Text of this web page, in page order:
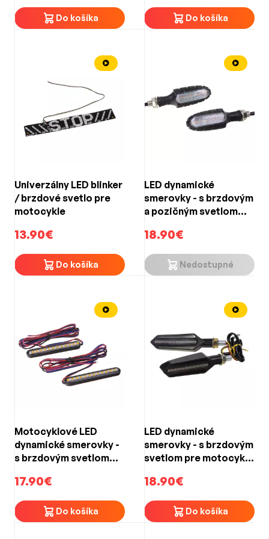
Do košíka Do košíka
Univerzálny LED blinker
/ brzdové svetlo pre
motocykle
13.90€
Do košíka
LED dynamické
smerovky - s brzdovým
a pozičným svetlom
(83x30x30mm)
18.90€
Nedostupné
Motocyklové LED
dynamické smerovky -
s brzdovým svetlom
17.90€
Do košíka
LED dynamické
smerovky - s brzdovým
svetlom pre motocykle
18.90€
Do košíka